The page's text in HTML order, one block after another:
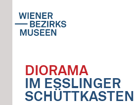
DIORAMA
IM ESSLINGER
SCHÜTTKASTEN